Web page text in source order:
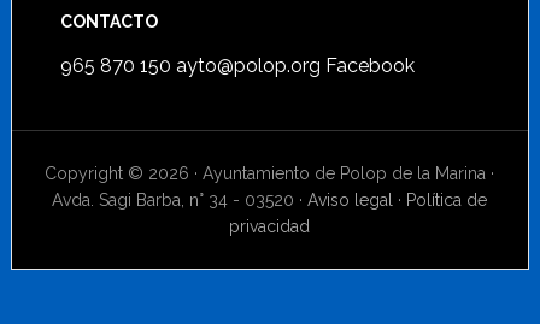
CONTACTO
965 870 150 ayto@polop.org Facebook
Copyright © 2026 · Ayuntamiento de Polop de la Marina ·
Avda. Sagi Barba, n° 34 - 03520 ·Aviso legal · Política de
privacidad